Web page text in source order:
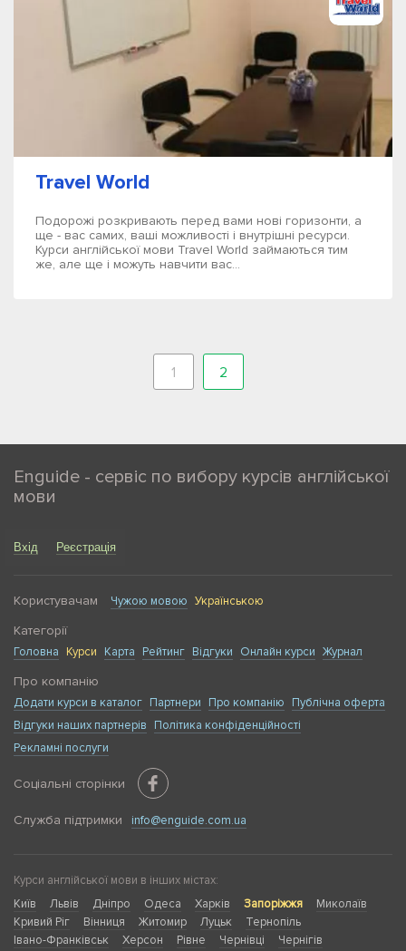
Travel World
Подорожі розкривають перед вами нові горизонти, а
ще - вас самих, ваші можливості і внутрішні ресурси.
Курси англійської мови Travel World займаються тим
же, але ще і можуть навчити вас...
1 2
Enguide - сервіс по вибору курсів англійської
мови
Вхід Реєстрація
Користувачам Чужою мовою Українською
Категорії
Головна Курси Карта Рейтинг Відгуки Онлайн курси Журнал
Про компанію
Додати курси в каталог Партнери Про компанію
Публічна оферта
Відгуки наших партнерів
Політика конфіденційності
Рекламні послуги
Соціальні сторінки
Служба підтримки info@enguide.com.ua
Курси англійської мови в інших містах:
Київ
Львів Дніпро Одеса Харків Запоріжжя
Миколаїв
Кривий Ріг
Вінниця Житомир Луцьк
Тернопіль
Івано-Франківськ
Херсон Рівне Чернівці Чернігів